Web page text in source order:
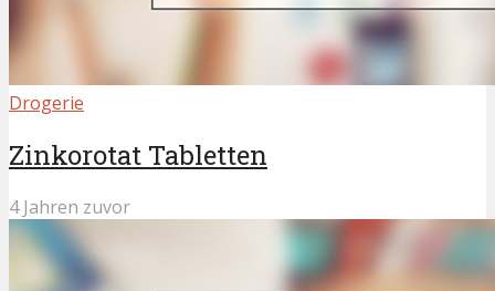
Drogerie
Zinkorotat Tabletten
4 Jahren zuvor